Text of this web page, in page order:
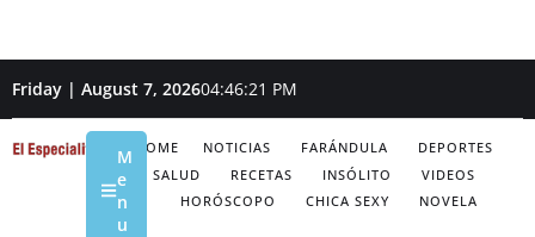
Friday | August 7, 202604:46:22 PM
HOME NOTICIAS FARÁNDULA
DEPORTES
SALUD
RECETAS INSÓLITO
VIDEOS
HORÓSCOPO
CHICA SEXY NOVELA
M
e
n
u